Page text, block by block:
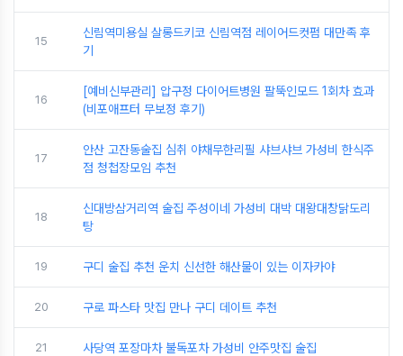
15
신림역미용실 살롱드키코 신림역점 레이어드컷펌 대만족 후
기
16
[예비신부관리] 압구정 다이어트병원 팔뚝인모드 1회차 효과
(비포애프터 무보정 후기)
17
안산 고잔동술집 심취 야채무한리필 샤브샤브 가성비 한식주
점 청첩장모임 추천
18
신대방삼거리역 술집 주성이네 가성비 대박 대왕대창닭도리
탕
19 구디 술집 추천 운치 신선한 해산물이 있는 이자카야
20 구로 파스타 맛집 만나 구디 데이트 추천
21 사당역 포장마차 불독포차 가성비 안주맛집 술집